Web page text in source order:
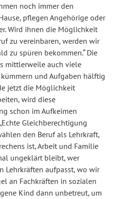
noch immer den
pflegen Angehörige oder
Wird ihnen die Möglichkeit
zu vereinbaren, werden wir
zu spüren bekommen.“ Die
mittlerweile auch viele
und Aufgaben hälftig
jetzt die Möglichkeit
wird diese
schon im Aufkeimen
Gleichberechtigung
den Beruf als Lehrkraft,
ist, Arbeit und Familie
ungeklärt bleibt, wer
Lehrkräften aufpasst, wo wir
an Fachkräften in sozialen
Kind dann unbetreut, um